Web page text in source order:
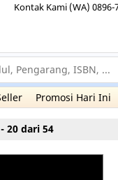
Kontak Kami (WA) 0896-
Promosi Hari Ini
20 dari 54